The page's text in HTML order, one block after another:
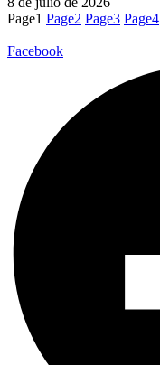
Page1 Page2 Page3 Page4
Facebook